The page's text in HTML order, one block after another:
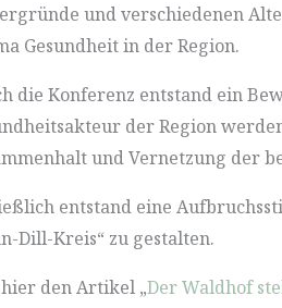
und verschiedenen
Gesundheit in der Region.
die Konferenz entstand ein
der Region
und Vernetzung der
entstand eine
Dill-Kreis“ zu gestalten.
den Artikel „Der Waldhof